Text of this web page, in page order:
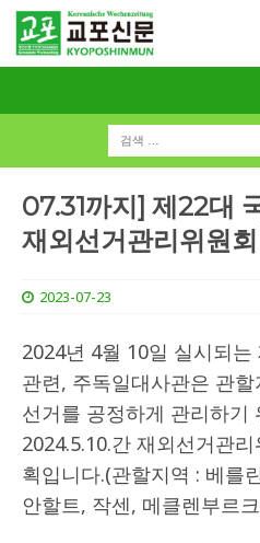
07.31까지] 제22대
재외선거관리위원
2023-07-23
2024년 4월 10일 실시되
관련, 주독일대사관은 관
선거를 공정하게 관리하기
2024.5.10.간 재외선거관
획입니다.(관할지역 : 베를
안할트, 작센, 메클렌부르